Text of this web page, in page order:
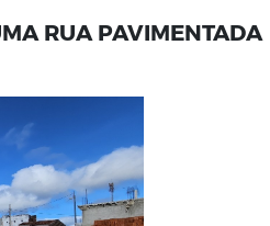
RUA PAVIMENTADA